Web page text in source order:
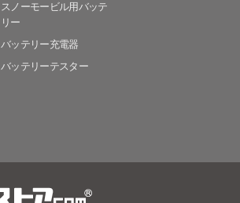
スノーモービル用バッテ
リー
バッテリー充電器
バッテリーテスター